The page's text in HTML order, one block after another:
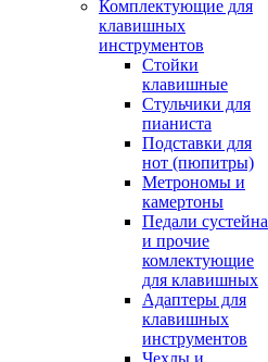
Комплектующие для
клавишных
инструментов
Стойки
клавишные
Стульчики для
пианиста
Подставки для
нот (пюпитры)
Метрономы и
камертоны
Педали сустейна
и прочие
комлектующие
для клавишных
Адаптеры для
клавишных
инструментов
Чехлы и